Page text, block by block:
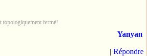
topologiquement fermé!
Yanyan
| Répondre